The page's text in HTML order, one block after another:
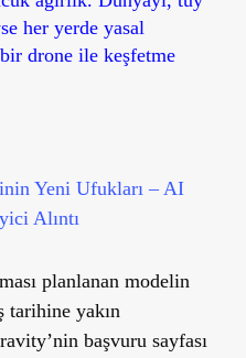
her yerde yasal
drone ile keşfetme
Yeni Ufukları – AI
Alıntı
planlanan modelin
tarihine yakın
başvuru sayfası